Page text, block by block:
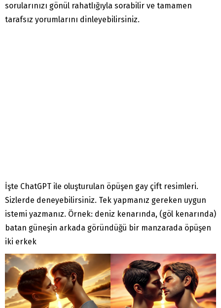
sorularınızı gönül rahatlığıyla sorabilir ve tamamen
tarafsız yorumlarını dinleyebilirsiniz.
İşte ChatGPT ile oluşturulan öpüşen gay çift resimleri.
Sizlerde deneyebilirsiniz. Tek yapmanız gereken uygun
istemi yazmanız. Örnek: deniz kenarında, (göl kenarında)
batan güneşin arkada göründüğü bir manzarada öpüşen
iki erkek